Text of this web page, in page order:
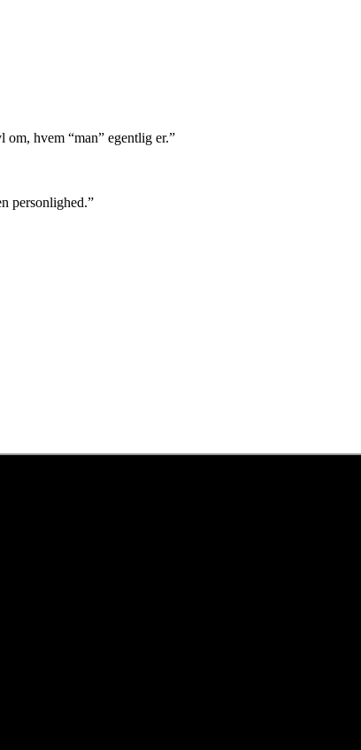
hvem “man” egentlig er.”
personlighed.”